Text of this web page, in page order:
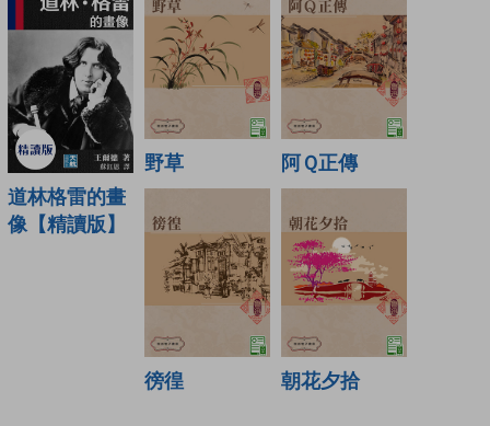
道林格雷的畫
像【精讀版】
野草 阿Ｑ正傳
徬徨 朝花夕拾